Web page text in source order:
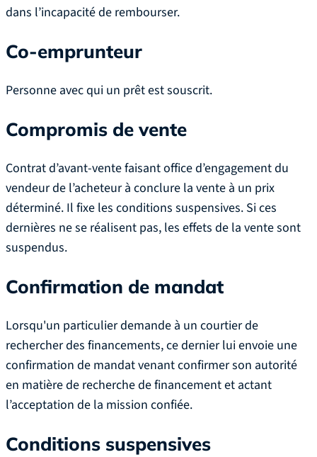
dans l’incapacité de rembourser.
Co-emprunteur
Personne avec qui un prêt est souscrit.
Compromis de vente
Contrat d’avant-vente faisant office d’engagement du
vendeur de l’acheteur à conclure la vente à un prix
déterminé. Il fixe les conditions suspensives. Si ces
dernières ne se réalisent pas, les effets de la vente sont
suspendus.
Confirmation de mandat
Lorsqu'un particulier demande à un courtier de
rechercher des financements, ce dernier lui envoie une
confirmation de mandat venant confirmer son autorité
en matière de recherche de financement et actant
l’acceptation de la mission confiée.
Conditions suspensives